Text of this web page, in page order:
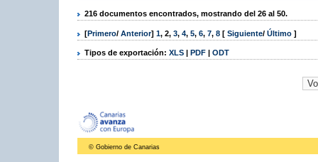
216 documentos encontrados, mostrando del 26 al 50.
[Primero/ Anterior] 1, 2, 3, 4, 5, 6, 7, 8 [ Siguiente/ Último ]
Tipos de exportación: XLS | PDF | ODT
© Gobierno de Canarias